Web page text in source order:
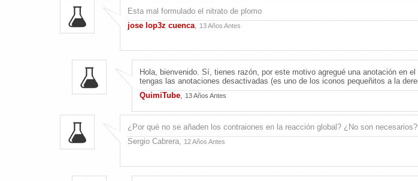
Esta mal formulado el nitrato de plomo
jose lop3z cuenca, 13 Años Antes
Hola, bienvenido. Sí, tienes razón, por este motivo agregué una anotación en
tengas las anotaciones desactivadas (es uno de los iconos pequeñitos a la
QuimiTube, 13 Años Antes
¿Por qué no se añaden los contraiones en la reacción global? ¿No son necesarios?
Sergio Cabrera,
12 Años Antes